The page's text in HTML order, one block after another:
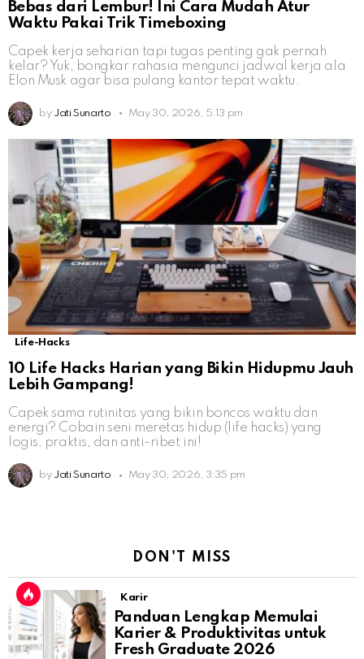
Bebas dari Lembur! Ini Cara Mudah Atur
Waktu Pakai Trik Timeboxing
Capek kerja seharian tapi tugas penting gak pernah
kelar? Yuk, bongkar rahasia mengunci jadwal kerja ala
Elon Musk agar bisa pulang kantor tepat waktu.
by Jati Sunarto May 30, 2026, 5:13 pm
Life-Hacks
10 Life Hacks Harian yang Bikin Hidupmu Jauh
Lebih Gampang!
Capek sama rutinitas yang bikin boncos waktu dan
energi? Cobain seni meretas hidup (life hacks) yang
logis, praktis, dan anti-ribet ini!
by Jati Sunarto May 30, 2026, 3:35 pm
DON'T MISS
Karir
Panduan Lengkap Memulai
Karier & Produktivitas untuk
Fresh Graduate 2026